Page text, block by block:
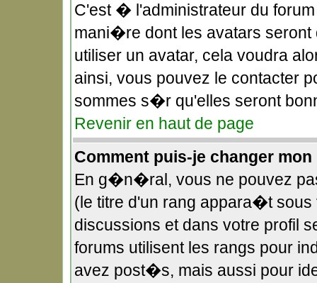
C'est � l'administrateur du
mani�re dont les avatars seront
utiliser un avatar, cela voudra
ainsi, vous pouvez le contacter
sommes s�r qu'elles seront
Revenir en haut de page
Comment puis-je changer mon
En g�n�ral, vous ne pouvez
(le titre d'un rang appara�t
discussions et dans votre profil
forums utilisent les rangs pour
avez post�s, mais aussi pour